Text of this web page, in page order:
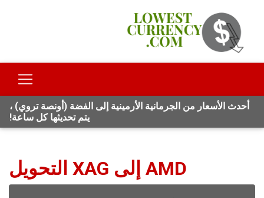
أحدث الأسعار من الجرمانية الأرمينية إلى الفضة (أونصة تروي) ،
يتم تحديثها كل ساعة!
AMD إلى XAG التحويل